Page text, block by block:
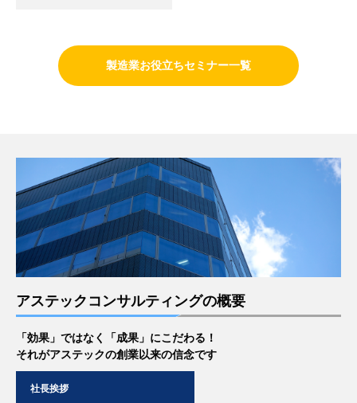
製造業お役立ちセミナー一覧
アステックコンサルティングの概要
「効果」ではなく「成果」にこだわる！
それがアステックの創業以来の信念です
社長挨拶